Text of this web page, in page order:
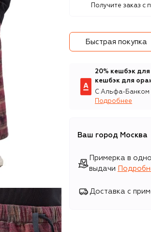
Получите заказ с
Быстрая покупка
20% кешбэк
кешбэк для
С Альфа-Банком
Подробнее
Ваш город Москва
Примерка в
выдачи
Доставка с